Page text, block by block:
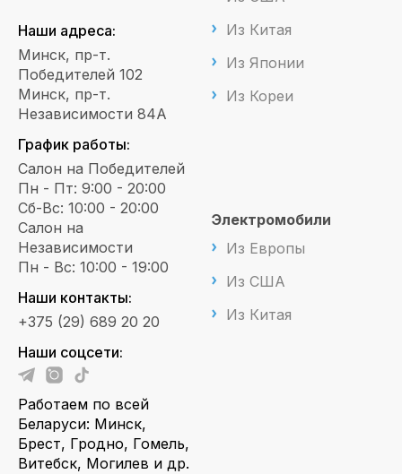
Наши адреса:
Минск, пр-т.
Победителей 102
Минск, пр-т.
Независимости 84А
График работы:
Салон на Победителей
Пн - Пт: 9:00 - 20:00
Сб-Вс: 10:00 - 20:00
Салон на
Независимости
Пн - Вс: 10:00 - 19:00
Наши контакты:
+375 (29) 689 20 20
Наши соцсети:
Работаем по всей
Беларуси: Минск,
Брест, Гродно, Гомель,
Витебск, Могилев и др.
Из Китая
Из Японии
Из Кореи
Электромобили
Из Европы
Из США
Из Китая